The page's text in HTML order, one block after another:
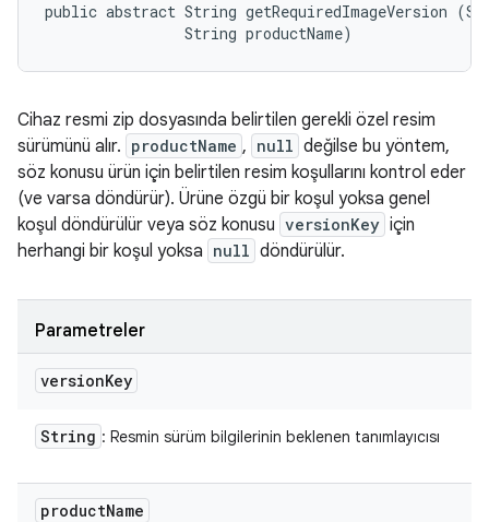
public abstract String getRequiredImageVersion
                String productName)
Cihaz resmi zip dosyasında belirtilen gerekli özel resim
sürümünü alır. productName , null değilse bu yöntem,
söz konusu ürün için belirtilen resim koşullarını kontrol eder
(ve varsa döndürür). Ürüne özgü bir koşul yoksa genel
koşul döndürülür veya söz konusu versionKey için
herhangi bir koşul yoksa null döndürülür.
Parametreler
versionKey
String : Resmin sürüm bilgilerinin beklenen tanımlayıcısı
productName